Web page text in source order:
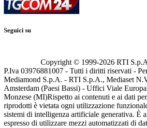
Seguici su
Copyright © 1999-2026 RTI
P.Iva 03976881007 - Tutti i diritti riservati -
Mediamond S.p.A. - RTI S.p.A., Mediaset
Amsterdam (Paesi Bassi) - Uffici Viale
Monzese (MI)Rispetto ai contenuti e ai dati
riprodotti è vietata ogni utilizzazione
sistemi di intelligenza artificiale generativa. È
espresso di utilizzare mezzi automatizzati di